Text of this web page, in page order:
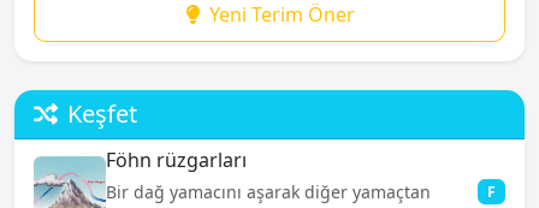
Yeni Terim Öner
Keşfet
Föhn rüzgarları
Bir dağ yamacını aşarak diğer yamaçtan
F